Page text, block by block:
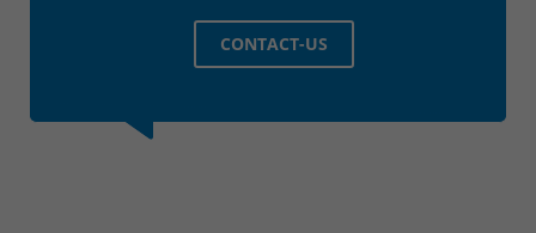
CONTACT-US